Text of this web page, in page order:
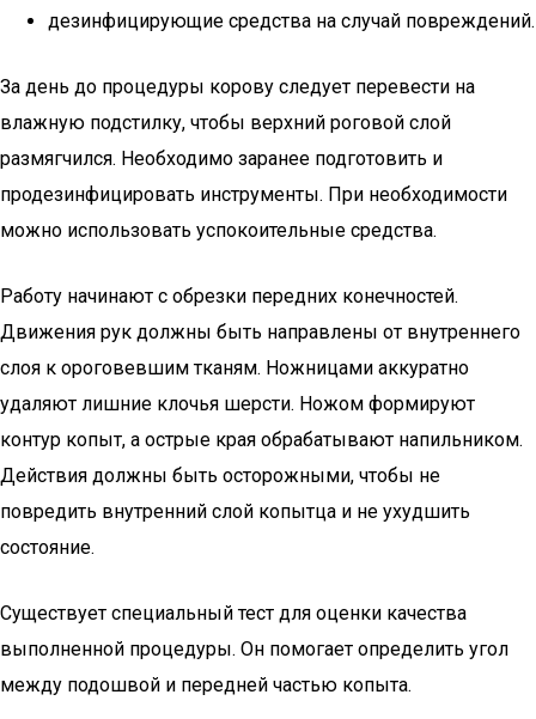
дезинфицирующие средства на случай повреждений.
За день до процедуры корову следует перевести на
влажную подстилку, чтобы верхний роговой слой
размягчился. Необходимо заранее подготовить и
продезинфицировать инструменты. При необходимости
можно использовать успокоительные средства.
Работу начинают с обрезки передних конечностей.
Движения рук должны быть направлены от внутреннего
слоя к ороговевшим тканям. Ножницами аккуратно
удаляют лишние клочья шерсти. Ножом формируют
контур копыт, а острые края обрабатывают напильником.
Действия должны быть осторожными, чтобы не
повредить внутренний слой копытца и не ухудшить
состояние.
Существует специальный тест для оценки качества
выполненной процедуры. Он помогает определить угол
между подошвой и передней частью копыта.